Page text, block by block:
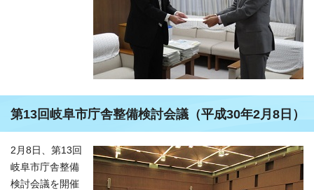
第13回岐阜市庁舎整備検討会議（平成30年2月8日）
2月8日、第13回
岐阜市庁舎整備
検討会議を開催